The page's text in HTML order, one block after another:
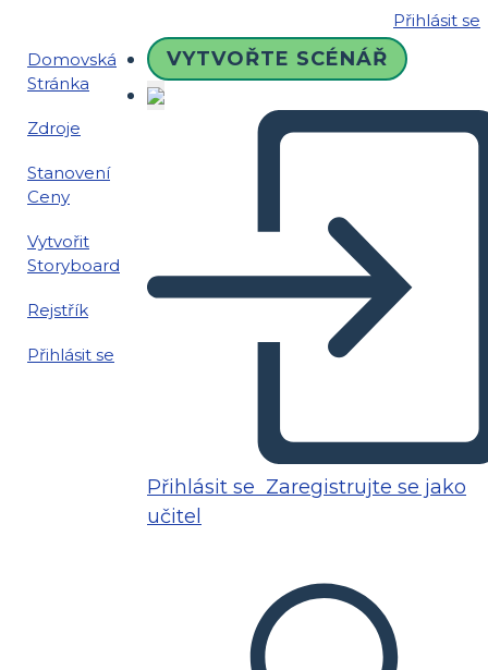
Přihlásit se
Domovská
Stránka
Zdroje
Stanovení
Ceny
Vytvořit
Storyboard
Rejstřík
Přihlásit se
VYTVOŘTE SCÉNÁŘ
Přihlásit se Zaregistrujte se jako
učitel